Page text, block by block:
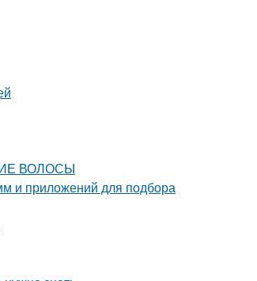
ВОЛОСЫ
и приложений для подбора